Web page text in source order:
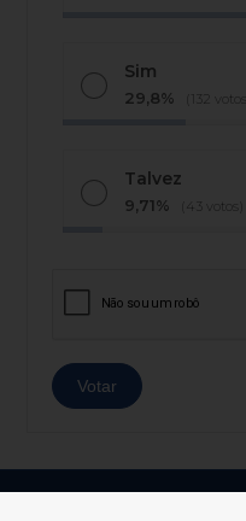
Sim
29,8% (132 votos)
Talvez
9,71% (43 votos)